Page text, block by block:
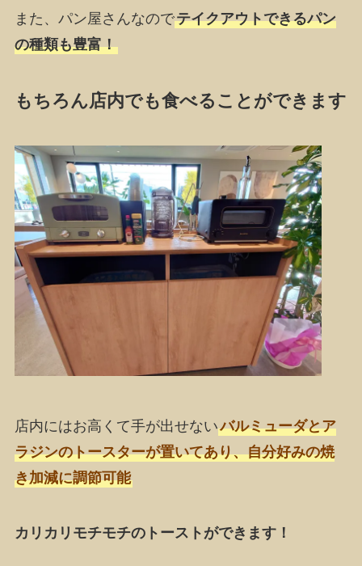
また、パン屋さんなのでテイクアウトできるパン
の種類も豊富！
もちろん店内でも食べることができます
店内にはお高くて手が出せないバルミューダとア
ラジンのトースターが置いてあり、自分好みの焼
き加減に調節可能
カリカリモチモチのトーストができます！